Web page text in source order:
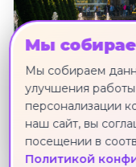
"Жемчужины
на 5 дней, с
Москва · 2 июля ·
Мы
Мы собираем
улучшения работы
персонализации
наш сайт, вы
посещении в
Политикой